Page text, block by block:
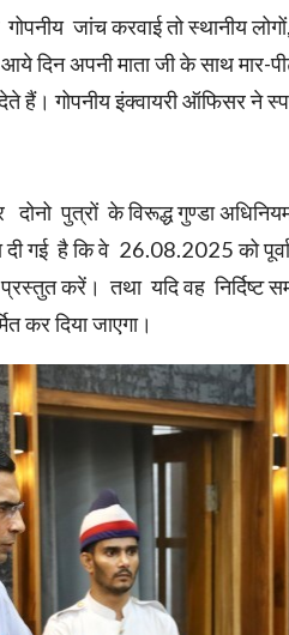
जांच करवाई तो स्थानीय
आये दिन अपनी माता जी के साथ
हैं। गोपनीय इंक्वायरी ऑफिसर ने
पुत्रों के विरूद्ध गुण्डा
दी गई है कि वे 26.08.2025 को
करें। तथा यदि वह निर्दिष्ट
कर दिया जाएगा।